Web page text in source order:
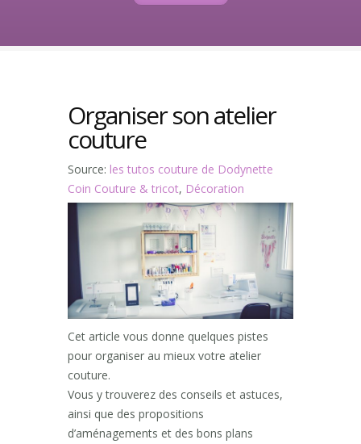
Organiser son atelier
couture
Source: les tutos couture de Dodynette
Coin Couture & tricot, Décoration
Cet article vous donne quelques pistes
pour organiser au mieux votre atelier
couture.
Vous y trouverez des conseils et astuces,
ainsi que des propositions
d’aménagements et des bons plans